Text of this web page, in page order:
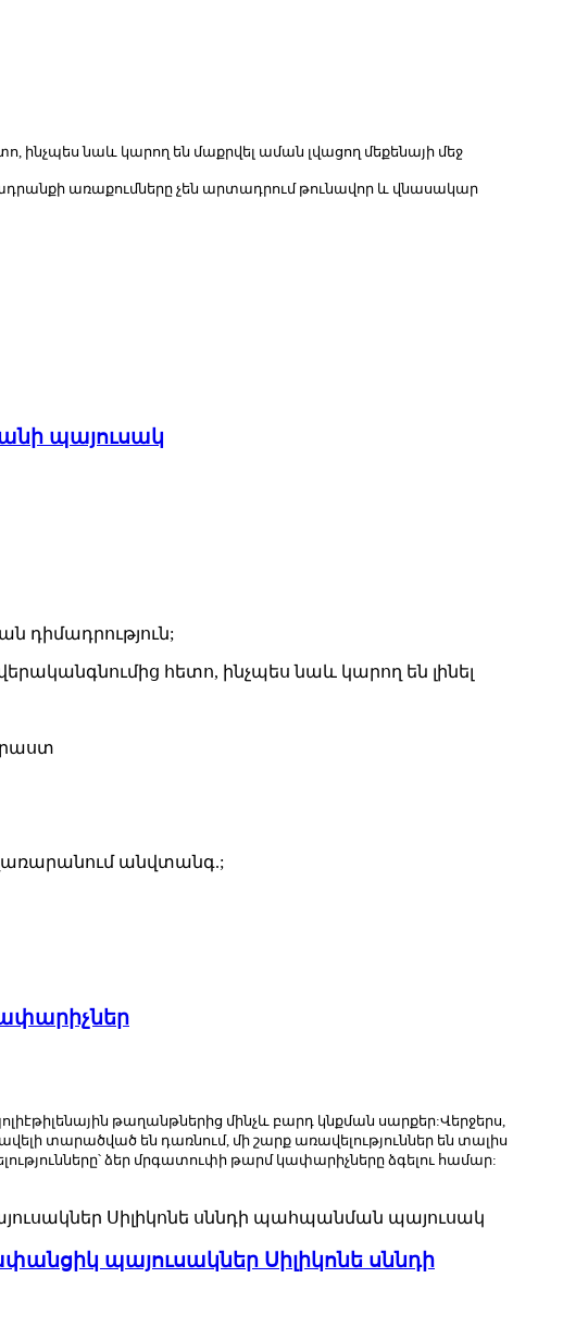
ինչպես նաև կարող են մաքրվել աման լվացող մեքենայի մեջ
առաքումները չեն արտադրում թունավոր և վնասակար
պայուսակ
դիմադրություն;
հետո, ինչպես նաև կարող են լինել
անվտանգ.;
թաղանթներից մինչև բարդ կնքման սարքեր:Վերջերս,
տարածված են դառնում, մի շարք առավելություններ են տալիս
ձեր մրգատուփի թարմ կափարիչները ձգելու համար:
պայուսակներ Սիլիկոնե սննդի